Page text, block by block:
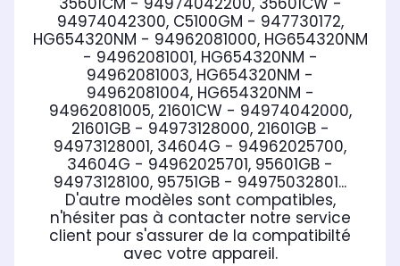
94974042300, C5100GM - 947730172,
HG654320NM - 94962081000, HG654320NM
- 94962081001, HG654320NM -
94962081003, HG654320NM -
94962081004, HG654320NM -
94962081005, 21601CW - 94974042000,
21601GB - 94973128000, 21601GB -
94973128001, 34604G - 94962025700,
34604G - 94962025701, 95601GB -
94973128100, 95751GB - 94975032801...
D'autre modèles sont compatibles,
n'hésiter pas à contacter notre service
client pour s'assurer de la compatibilté
avec votre appareil.